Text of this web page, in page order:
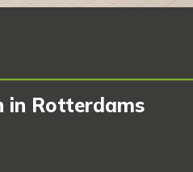
in Rotterdams